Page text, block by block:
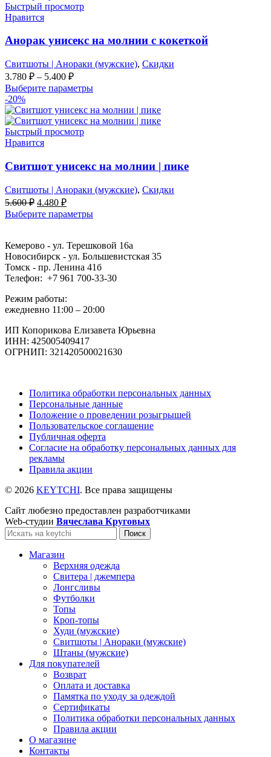
Быстрый просмотр
Нравится
Анорак унисекс на молнии с кокеткой
Свитшоты | Анораки (мужские), Скидки
3.780 ₽ – 5.400 ₽
Выберите параметры
-20%
Быстрый просмотр
Нравится
Свитшот унисекс на молнии | пике
Свитшоты | Анораки (мужские), Скидки
5.600₽ Первоначальная
цена
составляла
4.480 ₽Текущая
цена:
Выберите параметры
Кемерово - ул. Терешковой 16а
Новосибирск - ул. Большевистская 35
Томск - пр. Ленина 41б
Телефон: +7 961 700-33-30
Режим работы:
ежедневно 11:00 – 20:00
ИП Копорикова Елизавета Юрьевна
ИНН: 425005409417
ОГРНИП: 321420500021630
Политика обработки персональных данных
Персональные данные
Положение о проведении розыгрышей
Пользовательское соглашение
Публичная оферта
Согласие на обработку персональных данных для
рекламы
Правила акции
© 2026 KEYTCHI. Все права защищены
Сайт любезно предоставлен разработчиками
Web-студии Вячеслава Круговых
Поиск
Магазин
Верхняя одежда
Свитера | джемпера
Лонгсливы
Футболки
Топы
Кроп-топы
Худи (мужские)
Свитшоты | Анораки (мужские)
Штаны (мужские)
Для покупателей
Возврат
Оплата и доставка
Памятка по уходу за одеждой
Сертификаты
Политика обработки персональных данных
Правила акции
О магазине
Контакты